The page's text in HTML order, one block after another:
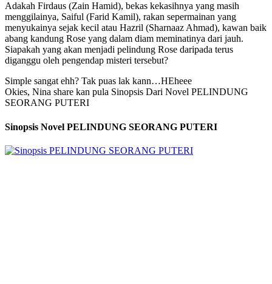
Adakah Firdaus (Zain Hamid), bekas kekasihnya yang masih
menggilainya, Saiful (Farid Kamil), rakan sepermainan yang
menyukainya sejak kecil atau Hazril (Sharnaaz Ahmad), kawan baik
abang kandung Rose yang dalam diam meminatinya dari jauh.
Siapakah yang akan menjadi pelindung Rose daripada terus
diganggu oleh pengendap misteri tersebut?
Simple sangat ehh? Tak puas lak kann…HEheee
Okies, Nina share kan pula Sinopsis Dari Novel PELINDUNG
SEORANG PUTERI
Sinopsis Novel PELINDUNG SEORANG PUTERI